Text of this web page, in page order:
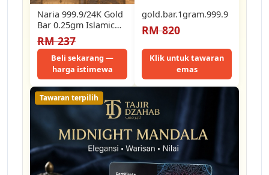
Naria 999.9/24K Gold
Bar 0.25gm Islamic
Makkah Umrah
Design Pelaburan
Emas Gold…
RM 237
Beli sekarang —
harga istimewa
gold.bar.1gram.999.9
RM 820
Klik untuk tawaran
emas
Tawaran terpilih